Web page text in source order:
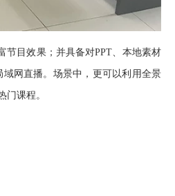
节目效果；并具备对PPT、本地素材
网直播。 场景中，更可以利用全景
门课程。